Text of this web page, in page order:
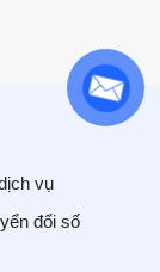
vụ
đổi số